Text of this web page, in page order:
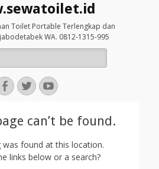
Toilet Portable Terlengkap dan
WA. 0812-1315-995
Facebook
TwitterYouTube
can’t be found.
found at this location.
links below or a search?